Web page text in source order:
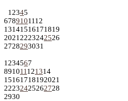
1 2345
6789101112
13141516171819
2021 2223242526
2728293031
1 234567
891011121314
15161718192021
22232425262728
2930